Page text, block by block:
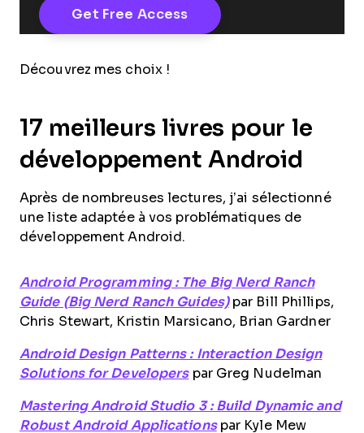
Découvrez mes choix !
17 meilleurs livres pour le
développement Android
Après de nombreuses lectures, j’ai sélectionné
une liste adaptée à vos problématiques de
développement Android.
Android Programming : The Big Nerd Ranch
Guide (Big Nerd Ranch Guides) par Bill Phillips,
Chris Stewart, Kristin Marsicano, Brian Gardner
Android Design Patterns : Interaction Design
Solutions for Developers par Greg Nudelman
Mastering Android Studio 3 : Build Dynamic and
Robust Android Applications par Kyle Mew